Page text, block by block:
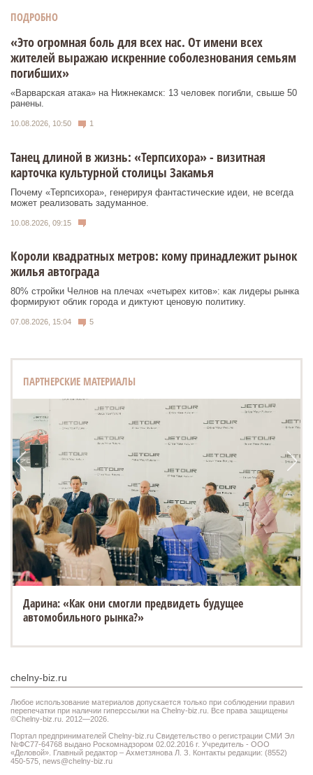
ПОДРОБНО
«Это огромная боль для всех нас. От имени всех
жителей выражаю искренние соболезнования семьям
погибших»
«Варварская атака» на Нижнекамск: 13 человек погибли, свыше 50
ранены.
10.08.2026, 10:50 1
Танец длиной в жизнь: «Терпсихора» - визитная
карточка культурной столицы Закамья
Почему «Терпсихора», генерируя фантастические идеи, не всегда
может реализовать задуманное.
10.08.2026, 09:15
Короли квадратных метров: кому принадлежит рынок
жилья автограда
80% стройки Челнов на плечах «четырех китов»: как лидеры рынка
формируют облик города и диктуют ценовую политику.
07.08.2026, 15:04 5
ПАРТНЕРСКИЕ МАТЕРИАЛЫ
Дарина: «Как они смогли предвидеть будущее
автомобильного рынка?»
chelny-biz.ru
Любое использование материалов допускается только при соблюдении правил
перепечатки при наличии гиперссылки на Chelny-biz.ru. Все права защищены
©Chelny-biz.ru. 2012—2026.
Портал предпринимателей Chelny-biz.ru Свидетельство о регистрации СМИ Эл
№ФС77-64768 выдано Роскомнадзором 02.02.2016 г. Учредитель - ООО
«Деловой». Главный редактор – Ахметзянова Л. З. Контакты редакции: (8552)
450-575, news@chelny-biz.ru